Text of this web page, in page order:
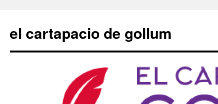
contenido
el cartapacio de gollum